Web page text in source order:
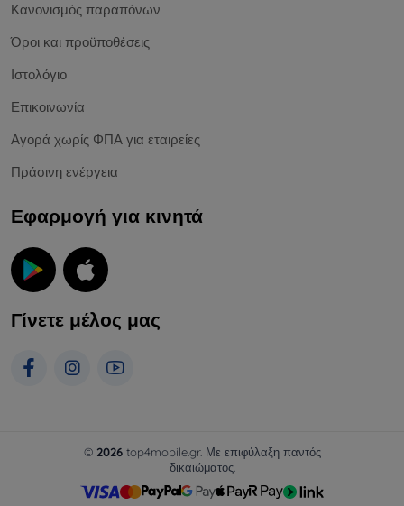
Κανονισμός παραπόνων
Όροι και προϋποθέσεις
Ιστολόγιο
Επικοινωνία
Αγορά χωρίς ΦΠΑ για εταιρείες
Πράσινη ενέργεια
Εφαρμογή για κινητά
Γίνετε μέλος μας
© 2026top4mobile.gr. Με επιφύλαξη παντός
δικαιώματος.